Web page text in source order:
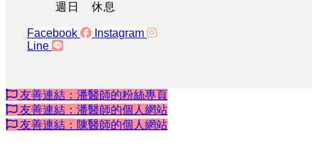
週日 休息
Facebook
Instagram
Line
友善連結：潘醫師的粉絲專頁
友善連結：潘醫師的個人網站
友善連結：陳醫師的個人網站